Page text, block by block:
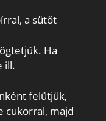
a sütőt
Ha
ill.
felütjük,
cukorral, majd